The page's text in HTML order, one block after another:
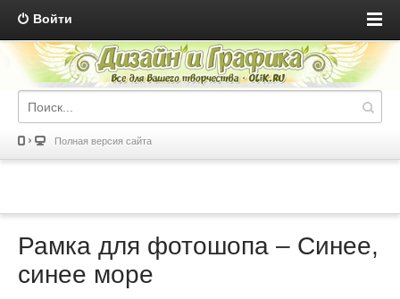
Войти
Полная версия сайта
Рамка для фотошопа – Синее,
синее море